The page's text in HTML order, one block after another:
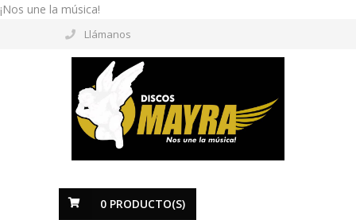
¡Nos une la música!
Llámanos
0 PRODUCTO(S)